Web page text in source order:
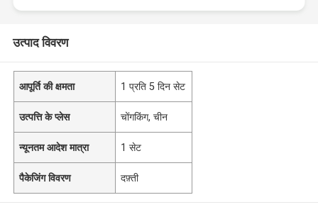
उत्पाद विवरण
आपूर्ति की क्षमता 1 प्रति 5 दिन सेट
उत्पत्ति के प्लेस चोंगकिंग, चीन
न्यूनतम आदेश मात्रा 1 सेट
पैकेजिंग विवरण दफ़्ती